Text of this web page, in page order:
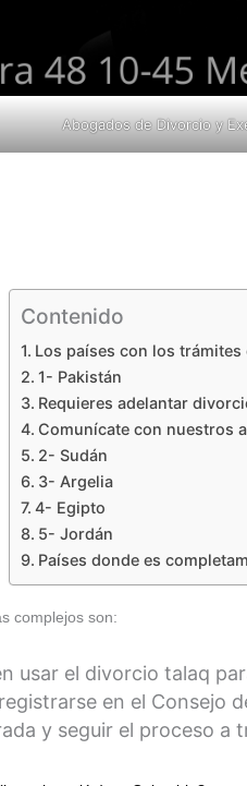
Abogados de Divorcio y
Contenido
Los países con los
1- Pakistán
Requieres adelantar
Comunícate con nuestros
2- Sudán
3- Argelia
4- Egipto
5- Jordán
Países donde es
complejos son:
usar el divorcio talaq
en el Consejo
y seguir el proceso a